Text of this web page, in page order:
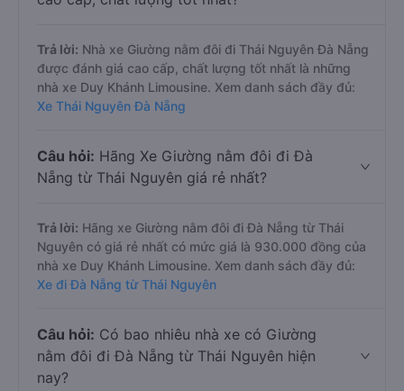
Trả lời: Nhà xe Giường nằm đôi đi Thái Nguyên Đà Nẵng
được đánh giá cao cấp, chất lượng tốt nhất là những
nhà xe Duy Khánh Limousine. Xem danh sách đầy đủ:
Xe Thái Nguyên Đà Nẵng
Câu hỏi: Hãng Xe Giường nằm đôi đi Đà
Nẵng từ Thái Nguyên giá rẻ nhất?
Trả lời: Hãng xe Giường nằm đôi đi Đà Nẵng từ Thái
Nguyên có giá rẻ nhất có mức giá là 930.000 đồng của
nhà xe Duy Khánh Limousine. Xem danh sách đầy đủ:
Xe đi Đà Nẵng từ Thái Nguyên
Câu hỏi: Có bao nhiêu nhà xe có Giường
nằm đôi đi Đà Nẵng từ Thái Nguyên hiện
nay?